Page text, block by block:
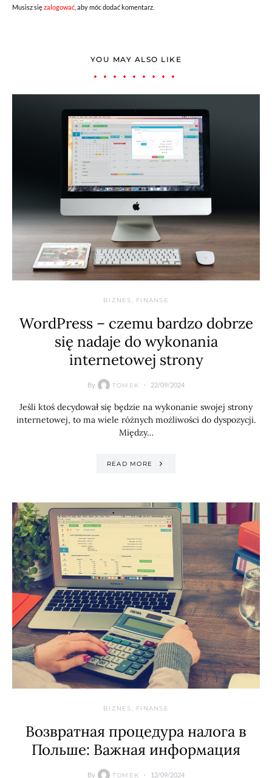
Musisz sięzalogować , aby móc dodać komentarz.
YOU MAY ALSO LIKE
BIZNES, FINANSE
WordPress – czemu bardzo dobrze
się nadaje do wykonania
internetowej strony
By TOMEK 22/09/2024
Jeśli ktoś decydował się będzie na wykonanie swojej strony
internetowej, to ma wiele różnych możliwości do dyspozycji.
Między…
READ MORE
BIZNES, FINANSE
Возвратная процедура налога в
Польше: Важная информация
By TOMEK 12/09/2024